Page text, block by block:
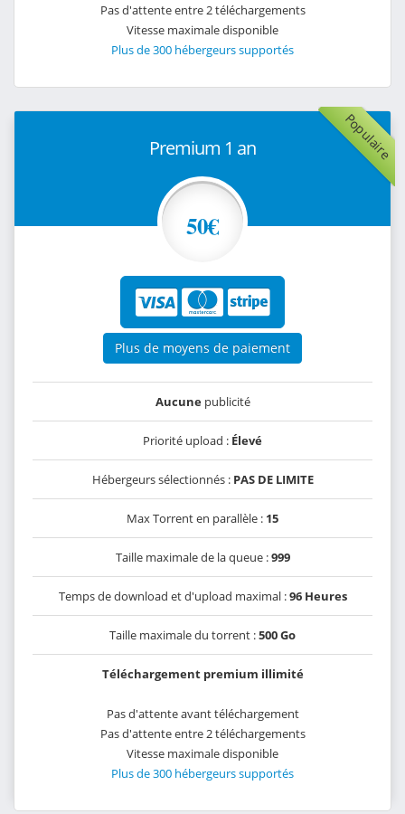
Pas d'attente entre 2 téléchargements
Vitesse maximale disponible
Plus de 300 hébergeurs supportés
Populaire
Premium 1 an
50€
Plus de moyens de paiement
Aucunepublicité
Priorité upload : Élevé
Hébergeurs sélectionnés : PAS DE LIMITE
Max Torrent en parallèle : 15
Taille maximale de la queue :999
Temps de download et d'upload maximal :96 Heures
Taille maximale du torrent :500 Go
Téléchargement premium illimité
Pas d'attente avant téléchargement
Pas d'attente entre 2 téléchargements
Vitesse maximale disponible
Plus de 300 hébergeurs supportés